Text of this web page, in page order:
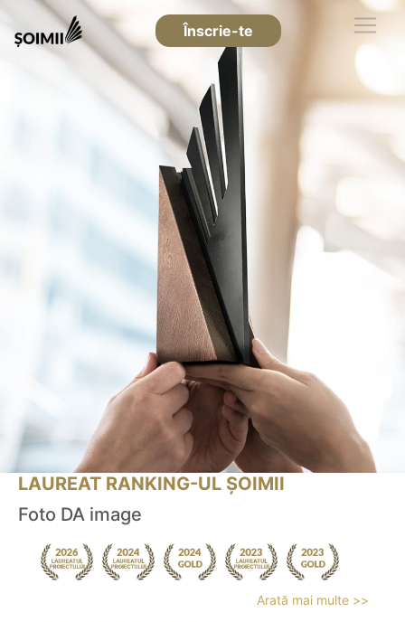
Înscrie-te
LAUREAT RANKING-UL ȘOIMII
Foto DA image
Arată mai multe >>